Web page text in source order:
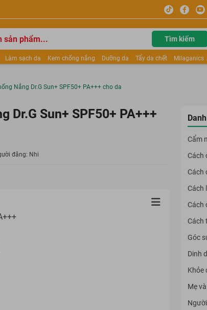
Tìm kiếm
Làm sạch da Kem chống nắng Dưỡng da Tẩy da chết
Milaganics
Nắng Dr.G Sun+ SPF50+ PA+++ cho da
Dr.G Sun+ SPF50+ PA+++
đăng: Nhi
Cẩm
Cách
Cách
Cách
Cách
Cách
Góc
Dinh
Khỏe
Mẹ